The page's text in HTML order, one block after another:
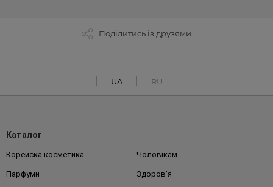
Поділитись із друзями
UA RU
Каталог
Корейска косметика Чоловікам
Парфуми Здоров'я